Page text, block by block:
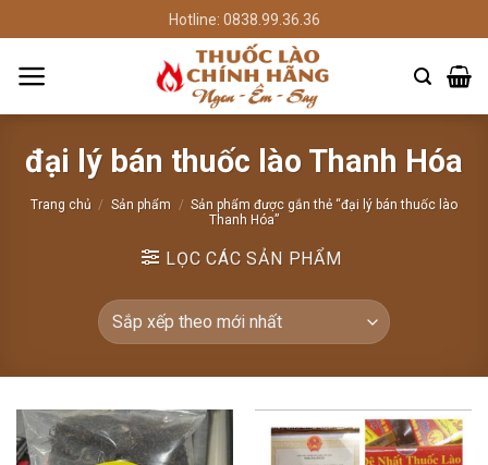
đến
nội
Hotline: 0838.99.36.36
đại lý bán thuốc lào Thanh Hóa
Trang chủ / Sản phẩm / Sản phẩm được gắn thẻ “đại lý bán thuốc lào
Thanh Hóa”
LỌC CÁC SẢN PHẨM